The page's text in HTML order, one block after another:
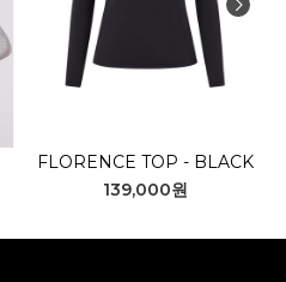
FLORENCE TOP - BLACK
139,000원